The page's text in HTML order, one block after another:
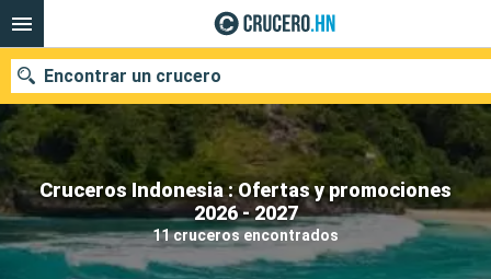
Cruceros Indonesia : Ofertas y promociones
2026 - 2027
11 cruceros encontrados
Encontrar un crucero
Nuestros destinos
Fecha de salida